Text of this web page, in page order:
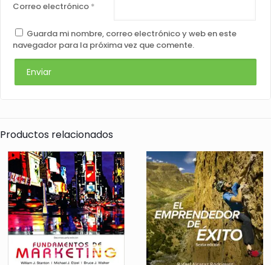
Correo electrónico *
Guarda mi nombre, correo electrónico y web en este
navegador para la próxima vez que comente.
Productos relacionados